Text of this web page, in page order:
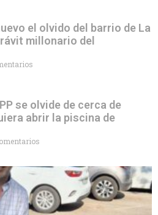
el olvido del barrio de La
millonario del
se olvide de cerca de
abrir la piscina de